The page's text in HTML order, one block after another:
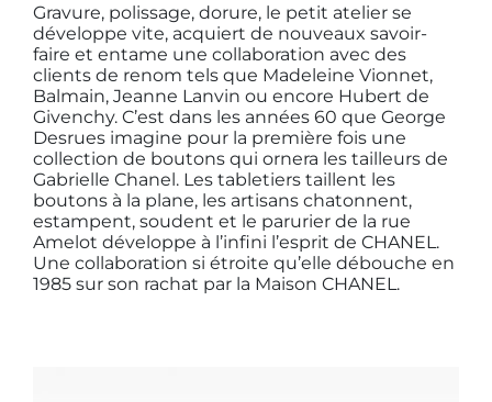
Gravure, polissage, dorure, le petit atelier se
développe vite, acquiert de nouveaux savoir-
faire et entame une collaboration avec des
clients de renom tels que Madeleine Vionnet,
Balmain, Jeanne Lanvin ou encore Hubert de
Givenchy. C’est dans les années 60 que George
Desrues imagine pour la première fois une
collection de boutons qui ornera les tailleurs de
Gabrielle Chanel. Les tabletiers taillent les
boutons à la plane, les artisans chatonnent,
estampent, soudent et le parurier de la rue
Amelot développe à l’infini l’esprit de CHANEL.
Une collaboration si étroite qu’elle débouche en
1985 sur son rachat par la Maison CHANEL.